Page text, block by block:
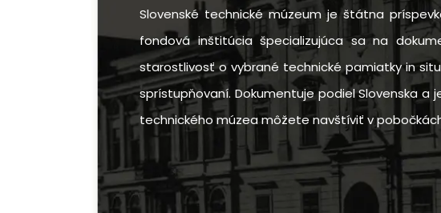
Slovenské technické múzeum je štátna
fondová inštitúcia špecializujúca sa na
starostlivosť o vybrané technické pamiatky in
sprístupňovaní. Dokumentuje podiel Slovenska a
technického múzea môžete navštíviť v